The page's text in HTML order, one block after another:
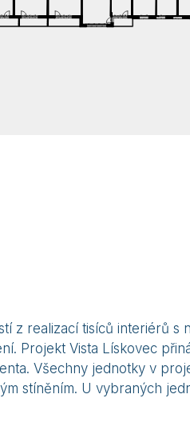
z realizací tisíců interiérů s
Projekt Vista Lískovec
Všechny jednotky v
stíněním. U vybraných